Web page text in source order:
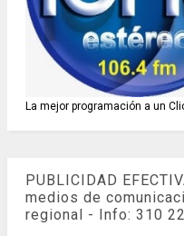
La mejor programación a un
PUBLICIDAD
medios de
regional - Info: 310